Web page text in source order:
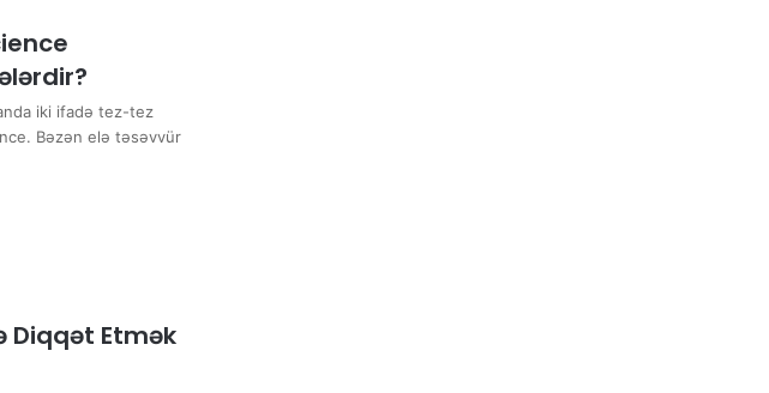
iki ifadə tez-tez
Bəzən elə təsəvvür
Diqqət Etmək